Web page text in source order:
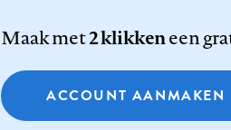
Maak met2 klikkeneen
ACCOUNT AANMAKEN